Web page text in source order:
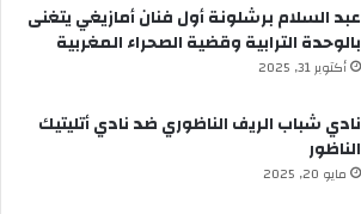
عبد السلام برشلونة أول فنان أمازيغي يتغنى
بالوحدة الترابية وقضية الصحراء المغربية
أكتوبر 31, 2025
نادي شباب الريف الناظوري ضد نادي أتليتيك
الناظور
مايو 20, 2025